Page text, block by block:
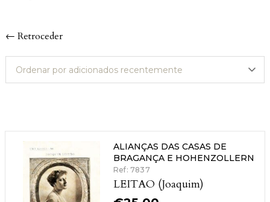
← Retroceder
ALIANÇAS DAS CASAS DE
BRAGANÇA E HOHENZOLLERN
Ref: 7837
LEITAO (Joaquim)